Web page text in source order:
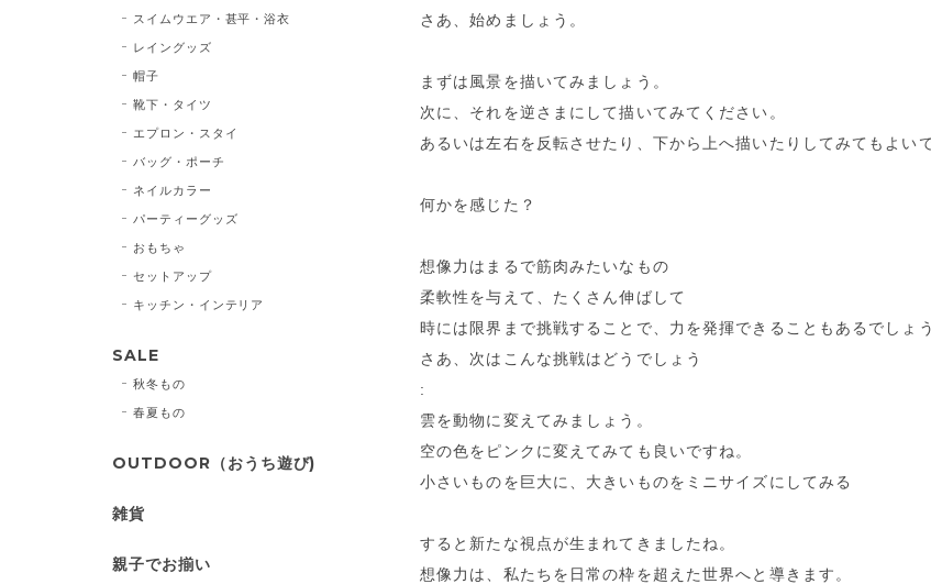
さあ、始めましょう。
まずは風景を描いてみましょう。
次に、それを逆さまにして描いてみてください。
あるいは左右を反転させたり、下から上へ描いたりしてみてもよい
何かを感じた？
想像力はまるで筋肉みたいなもの
柔軟性を与えて、たくさん伸ばして
時には限界まで挑戦することで、力を発揮できることもあるでしょう
さあ、次はこんな挑戦はどうでしょう
:
雲を動物に変えてみましょう。
空の色をピンクに変えてみても良いですね。
小さいものを巨大に、大きいものをミニサイズにしてみる
すると新たな視点が生まれてきましたね。
想像力は、私たちを日常の枠を超えた世界へと導きます。
スイムウエア・甚平・浴衣
レイングッズ
帽子
靴下・タイツ
エプロン・スタイ
バッグ・ポーチ
ネイルカラー
パーティーグッズ
おもちゃ
セットアップ
キッチン・インテリア
SALE
秋冬もの
春夏もの
OUTDOOR（おうち遊び)
雑貨
親子でお揃い